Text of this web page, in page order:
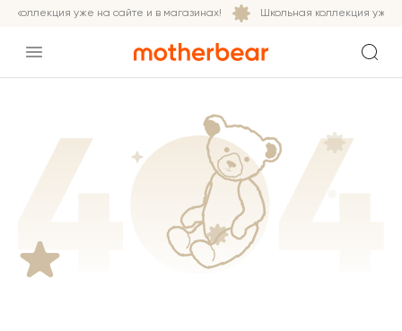
коллекция уже на сайте и в магазинах! Школьная коллекция уже